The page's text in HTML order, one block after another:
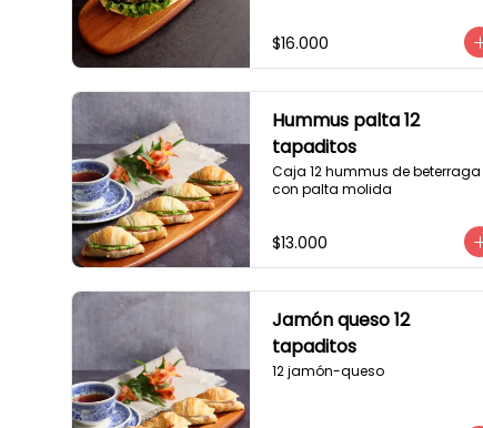
$16.000
Hummus palta 12
tapaditos
Caja 12 hummus de beterraga
con palta molida
$13.000
Jamón queso 12
tapaditos
12 jamón-queso